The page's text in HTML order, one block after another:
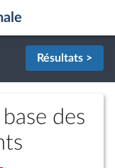
Résultats >
des